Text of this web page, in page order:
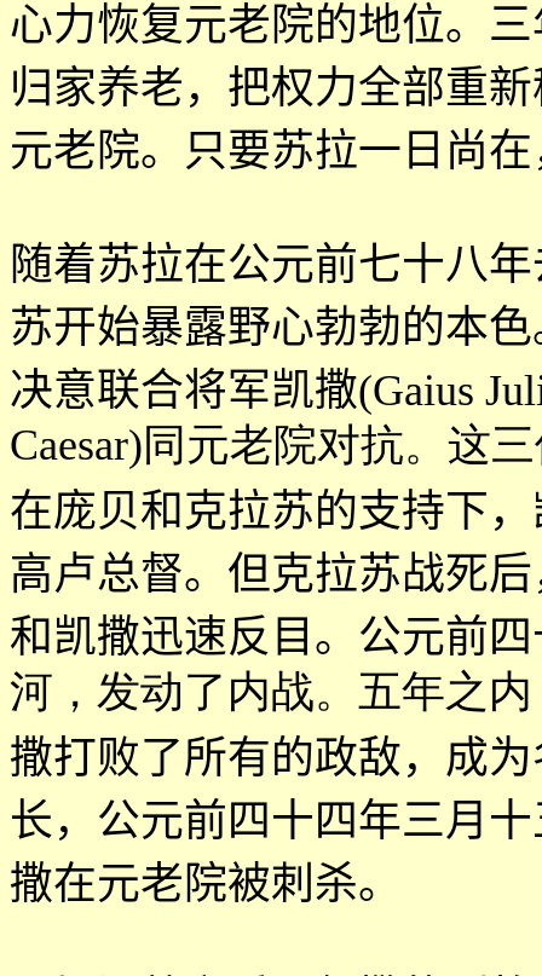
心力恢复元老院的地位。
归家养老，把权力全部重
元老院。只要苏拉一日尚
随着苏拉在公元前七十八
苏开始暴露野心勃勃的本
决意联合将军凯撒(Gaius
Caesar)同元老院对抗。这
在庞贝和克拉苏的支持下
高卢总督。但克拉苏战死
和凯撒迅速反目。公元前
河，发动了内战。五年之
撒打败了所有的政敌，成
长，公元前四十四年三月
撒在元老院被刺杀。